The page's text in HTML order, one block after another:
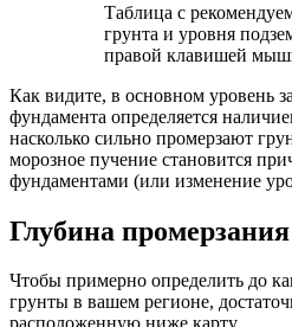
Таблица с
грунта и уровня
правой клавишей
Как видите, в основном уровень
фундамента определяется
насколько сильно промерзают
морозное пучение становится
фундаментами (или изменение
Глубина
Чтобы примерно определить до
грунты в вашем регионе,